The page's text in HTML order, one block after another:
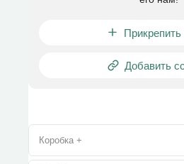
Добавить
Коробка +